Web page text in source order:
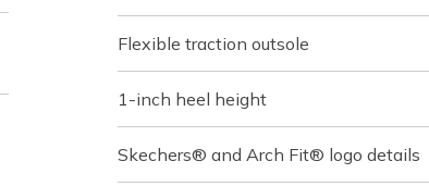
Flexible traction outsole
1-inch heel height
Skechers® and Arch Fit® logo details